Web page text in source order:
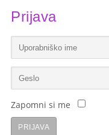
Prijava
Zapomni si me
PRIJAVA